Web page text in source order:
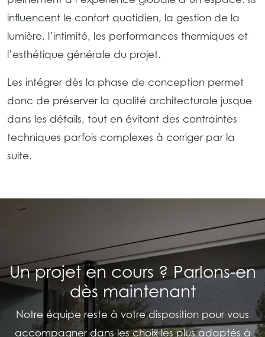
influencent le confort quotidien, la gestion de la
lumière, l’intimité, les performances thermiques et
l’esthétique générale du projet.
Les intégrer dès la phase de conception permet
donc de préserver la qualité architecturale jusque
dans les détails, tout en évitant des contraintes
techniques parfois complexes à corriger par la
suite.
Un projet en cours ? Parlons-en
dès maintenant
Notre équipe reste à votre disposition pour vous
accompagner dans les choix les plus adaptés à